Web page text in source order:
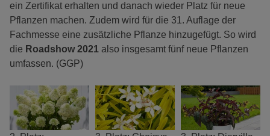
ein Zertifikat erhalten und danach wieder Platz für neue
Pflanzen machen. Zudem wird für die 31. Auflage der
Fachmesse eine zusätzliche Pflanze hinzugefügt. So wird
die Roadshow 2021 also insgesamt fünf neue Pflanzen
umfassen. (GGP)